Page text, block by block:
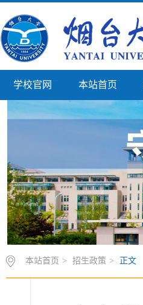
学校官网 本站首页
本站首页 > 招生政策 > 正文